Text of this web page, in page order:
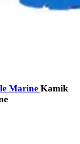
Marine Kamik